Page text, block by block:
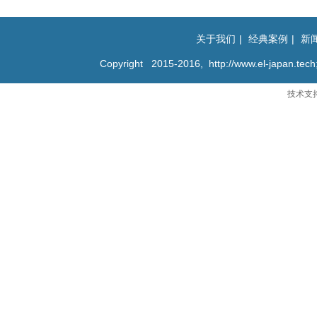
关于我们 | 经典案例 | 新
Copyright 2015-2016, http://www.el-
京公
技术支